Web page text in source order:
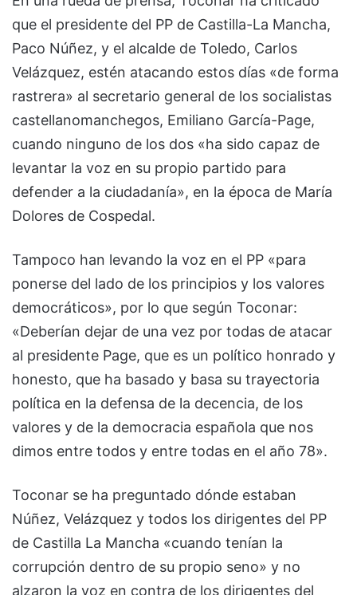
que el presidente del PP de Castilla-La Mancha,
Paco Núñez, y el alcalde de Toledo, Carlos
Velázquez, estén atacando estos días «de forma
rastrera» al secretario general de los socialistas
castellanomanchegos, Emiliano García-Page,
cuando ninguno de los dos «ha sido capaz de
levantar la voz en su propio partido para
defender a la ciudadanía», en la época de María
Dolores de Cospedal.
Tampoco han levando la voz en el PP «para
ponerse del lado de los principios y los valores
democráticos», por lo que según Toconar:
«Deberían dejar de una vez por todas de atacar
al presidente Page, que es un político honrado y
honesto, que ha basado y basa su trayectoria
política en la defensa de la decencia, de los
valores y de la democracia española que nos
dimos entre todos y entre todas en el año 78».
Toconar se ha preguntado dónde estaban
Núñez, Velázquez y todos los dirigentes del PP
de Castilla La Mancha «cuando tenían la
corrupción dentro de su propio seno» y no
alzaron la voz en contra de los dirigentes del